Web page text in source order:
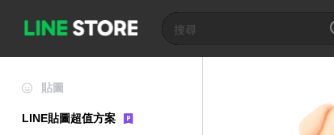
貼圖
LINE貼圖超值方案